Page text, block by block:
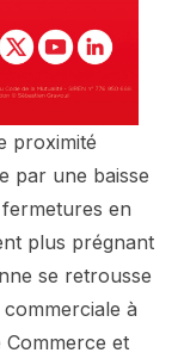
proximité
par une baisse
en
plus prégnant
se retrousse
à
Commerce et